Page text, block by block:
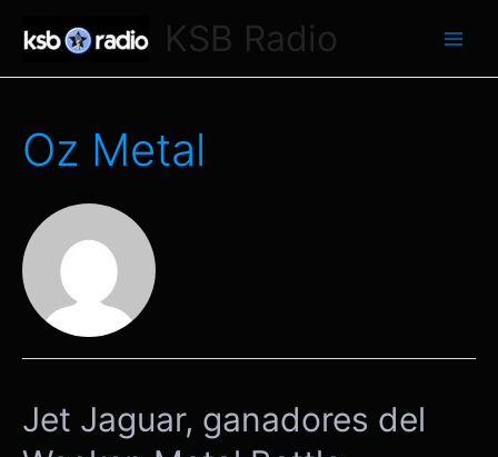
KSB Radio
Oz Metal
Jet Jaguar, ganadores del